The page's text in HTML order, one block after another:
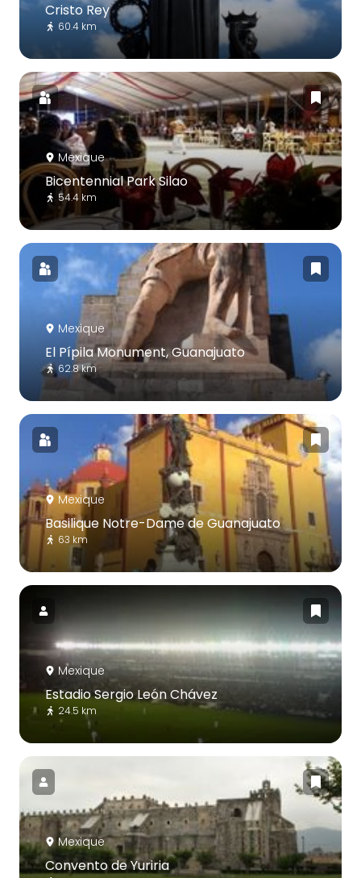
Cristo Rey
60.4 km
Mexique
Bicentennial Park Silao
54.4 km
Mexique
El Pípila Monument, Guanajuato
62.8 km
Mexique
Basilique Notre-Dame de Guanajuato
63 km
Mexique
Estadio Sergio León Chávez
24.5 km
Mexique
Convento de Yuriria